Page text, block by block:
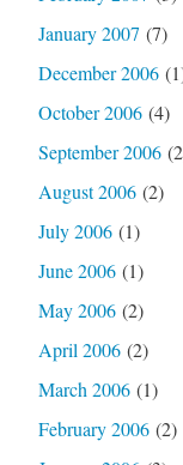
January 2007 (7)
December 2006
October 2006(4)
September 2006
August 2006(2)
July 2006(1)
June 2006(1)
May 2006(2)
April 2006(2)
March 2006(1)
February 2006(2)